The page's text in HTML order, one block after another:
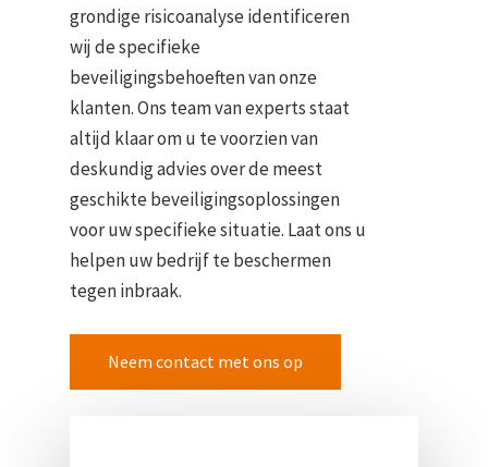
grondige risicoanalyse identificeren
wij de specifieke
beveiligingsbehoeften van onze
klanten. Ons team van experts staat
altijd klaar om u te voorzien van
deskundig advies over de meest
geschikte beveiligingsoplossingen
voor uw specifieke situatie. Laat ons u
helpen uw bedrijf te beschermen
tegen inbraak.
Neem contact met ons op